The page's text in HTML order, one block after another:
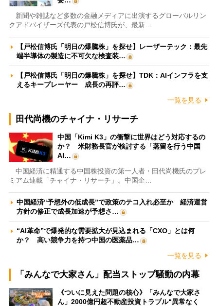
新聞や雑誌など多数の金融メディアに出演するグローバルリン
クアドバイザーズ代表の戸松信博氏が、最新…
【戸松信博氏「明日の爆騰株」を探せ】レーザーテック：最先
端半導体の製造に不可欠な検査装…
【戸松信博氏「明日の爆騰株」を探せ】TDK：AIインフラを支
えるキープレーヤー 成長の再評…
一覧を見る
田代尚機のチャイナ・リサーチ
中国「Kimi K3」の衝撃に世界はどう対応するの
か？ 米財務長官が検討する「蒸留を行う中国
AI…
中国経済に精通する中国株投資の第一人者・田代尚機氏のプレ
ミアム連載「チャイナ・リサーチ」。中国企…
中国経済“予想外の低成長”で政策のテコ入れ必至か 経済運営
方針の修正で成長加速が予想さ…
“AI革命”で爆発的な需要拡大が見込まれる「CXO」とは何
か？ 高い競争力を持つ中国の医薬品…
一覧を見る
「みんなで大家さん」配当ストップ騒動の内幕
《ついに見えた問題の核心》「みんなで大家さ
ん」2000億円超不動産投資トラブル“異常なく